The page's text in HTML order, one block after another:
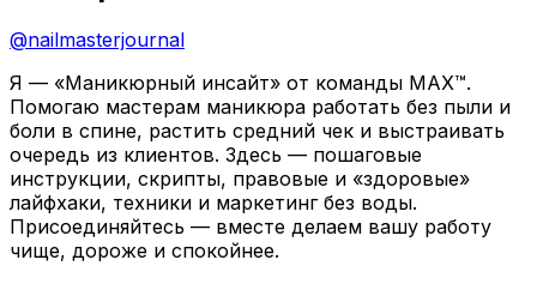
@nailmasterjournal
Я — «Маникюрный инсайт» от команды MAX™.
Помогаю мастерам маникюра работать без пыли и
боли в спине, растить средний чек и выстраивать
очередь из клиентов. Здесь — пошаговые
инструкции, скрипты, правовые и «здоровые»
лайфхаки, техники и маркетинг без воды.
Присоединяйтесь — вместе делаем вашу работу
чище, дороже и спокойнее.